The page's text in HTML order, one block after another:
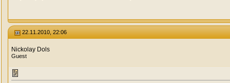
22.11.2010, 22:06
Nickolay Dols
Guest